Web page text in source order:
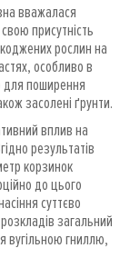
вважалася
присутність
рослин на
особливо в
для поширення
засолені ґрунти.
вплив на
результатів
корзинок
до цього
суттєво
загальний
вугільною гниллю,